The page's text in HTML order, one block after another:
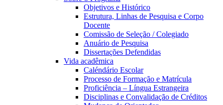
Objetivos e Histórico
Estrutura, Linhas de Pesquisa e Corpo
Docente
Comissão de Seleção / Colegiado
Anuário de Pesquisa
Dissertações Defendidas
Vida acadêmica
Caléndário Escolar
Processo de Formação e Matrícula
Proficiência – Língua Estrangeira
Disciplinas e Convalidação de Créditos